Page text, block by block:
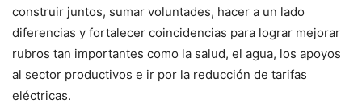
construir juntos, sumar voluntades, hacer a un lado
diferencias y fortalecer coincidencias para lograr mejorar
rubros tan importantes como la salud, el agua, los apoyos
al sector productivos e ir por la reducción de tarifas
eléctricas.